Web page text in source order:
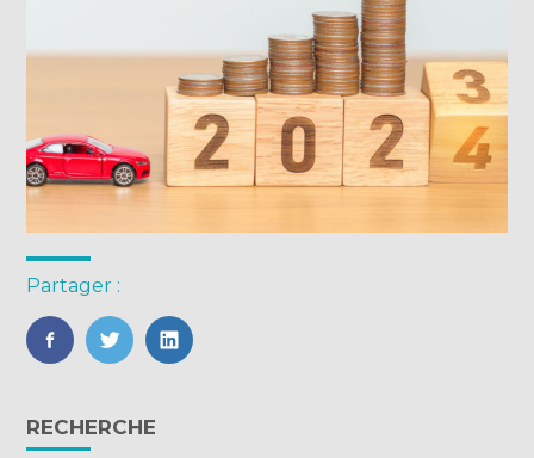
Partager :
FaceBook
TwitterLinkedIn
Blog
sidebar
RECHERCHE